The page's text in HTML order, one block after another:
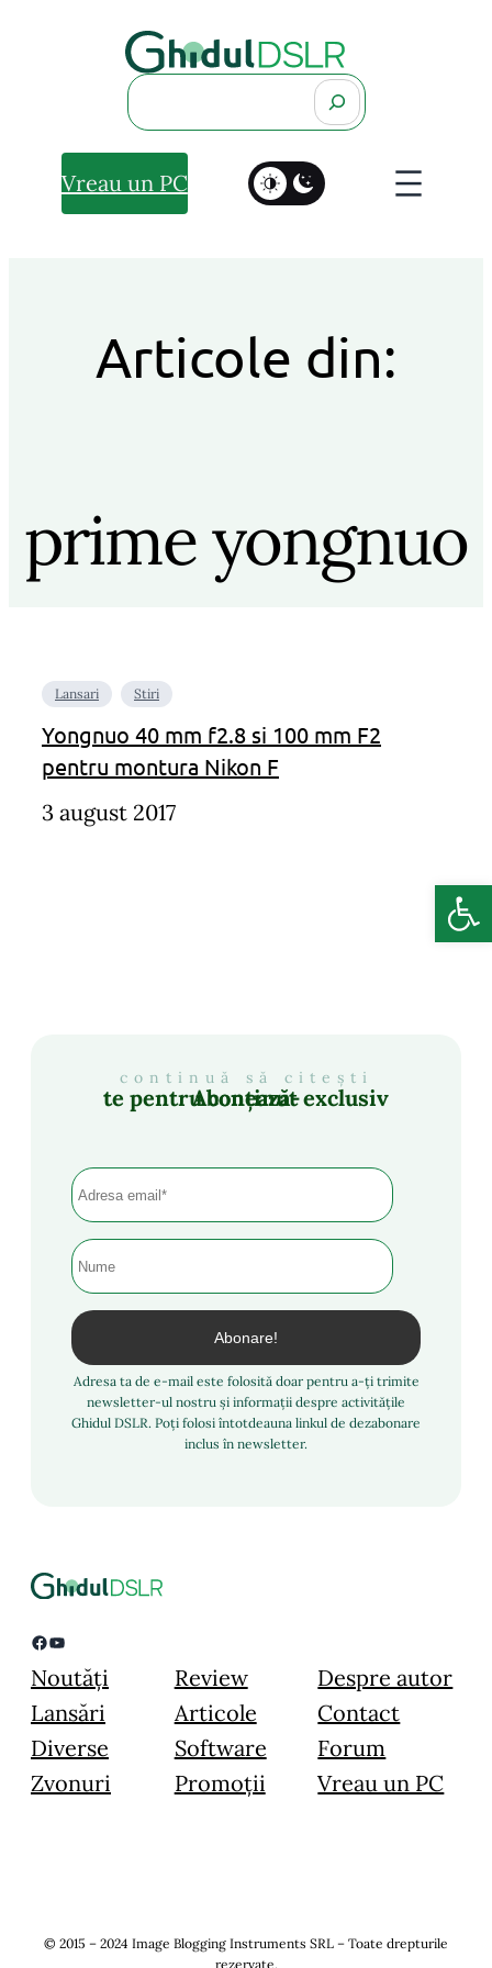
Search
Vreau un PC
Articole din:
prime yongnuo
Lansari Stiri
Yongnuo 40 mm f2.8 si 100 mm F2
pentru montura Nikon F
3 august 2017
continuă să citești
Abonează-te pentru conținut exclusiv
Adresa ta de e-mail este folosită doar pentru a-ți trimite
newsletter-ul nostru și informații despre activitățile
Ghidul DSLR. Poți folosi întotdeauna linkul de dezabonare
inclus în newsletter.
Facebook YouTube
Noutăți
Lansări
Diverse
Zvonuri
Review
Articole
Software
Promoții
Despre autor
Contact
Forum
Vreau un PC
© 2015 – 2024 Image Blogging Instruments SRL – Toate drepturile
rezervate.